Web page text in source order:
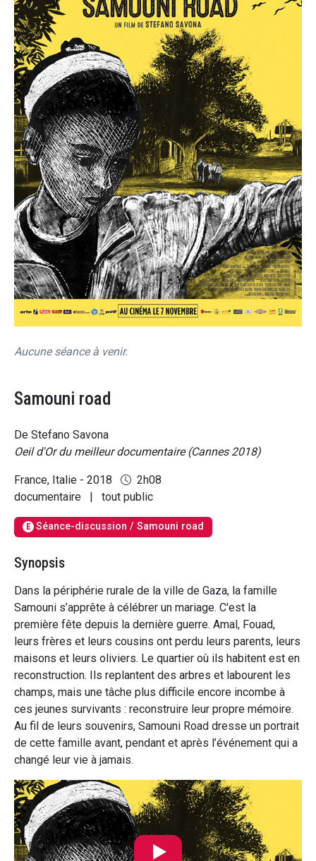
Aucune séance à venir.
Samouni road
De Stefano Savona
Oeil d'Or du meilleur documentaire (Cannes 2018)
France, Italie - 2018
2h08
documentaire
| tout public
E Séance-discussion / Samouni road
Synopsis
Dans la périphérie rurale de la ville de Gaza, la famille
Samouni s’apprête à célébrer un mariage. C'est la
première fête depuis la dernière guerre. Amal, Fouad,
leurs frères et leurs cousins ont perdu leurs parents, leurs
maisons et leurs oliviers. Le quartier où ils habitent est en
reconstruction. Ils replantent des arbres et labourent les
champs, mais une tâche plus difficile encore incombe à
ces jeunes survivants : reconstruire leur propre mémoire.
Au fil de leurs souvenirs, Samouni Road dresse un portrait
de cette famille avant, pendant et après l’événement qui a
changé leur vie à jamais.